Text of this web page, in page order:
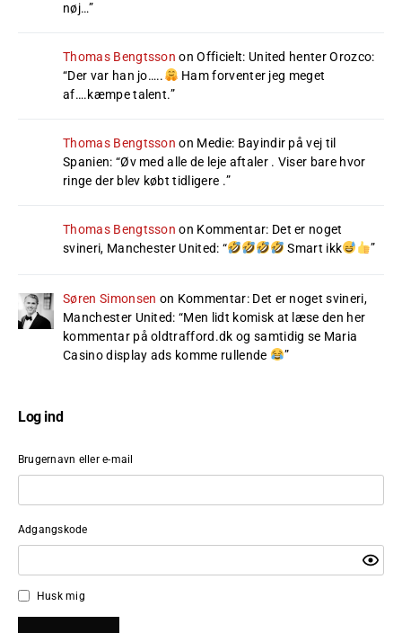
nøj…”
Thomas Bengtsson onOfficielt: United henter Orozco:
“Der var han jo…..
Ham forventer jeg meget
af….kæmpe talent.”
Thomas Bengtsson on Medie: Bayindir på vej til
Spanien: “Øv med alle de leje aftaler . Viser bare hvor
ringe der blev købt tidligere .”
Thomas Bengtsson on Kommentar: Det er noget
svineri, Manchester United: “ Smart ikk ”
Søren Simonsen on Kommentar: Det er noget svineri,
Manchester United: “Men lidt komisk at læse den her
kommentar på oldtrafford.dk og samtidig se Maria
Casino display ads komme rullende
”
Log ind
Brugernavn eller e-mail
Adgangskode
Husk mig